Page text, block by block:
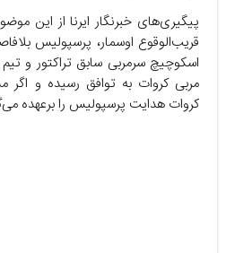
پیگیری‌های خبرنگار ایرنا از این
قریب‌الوقوع اوسمار، پرسپولیس
اسکوچیچ سرمربی سابق تراکتور و تیم
مربی کروات به توافق رسیده و
کروات هدایت پرسپولیس را برعهده